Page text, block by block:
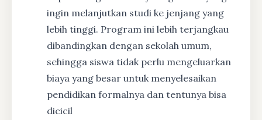
ingin melanjutkan studi ke jenjang yang
lebih tinggi. Program ini lebih terjangkau
dibandingkan dengan sekolah umum,
sehingga siswa tidak perlu mengeluarkan
biaya yang besar untuk menyelesaikan
pendidikan formalnya dan tentunya bisa
dicicil